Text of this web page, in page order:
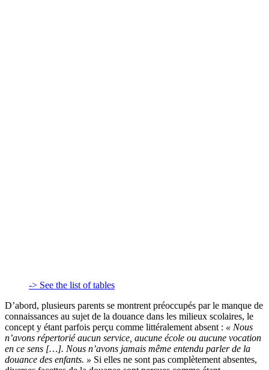
-> See the list of tables
D’abord, plusieurs parents se montrent préoccupés par le manque de
connaissances au sujet de la douance dans les milieux scolaires, le
concept y étant parfois perçu comme littéralement absent : « Nous
n’avons répertorié aucun service, aucune école ou aucune vocation
en ce sens […]. Nous n’avons jamais même entendu parler de la
douance des enfants. » Si elles ne sont pas complètement absentes,